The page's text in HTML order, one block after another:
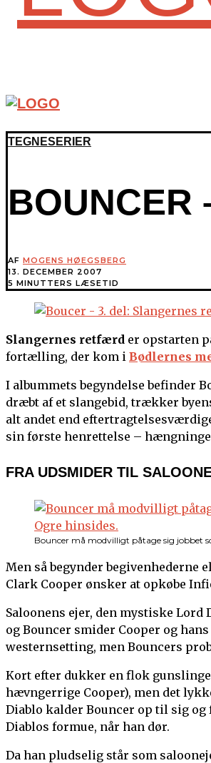
TEGNESERIER
BOUNCER
AF MOGENS HØEGSBERG
13. DECEMBER 2007
5 MINUTTERS LÆSETID
Slangernes retfærd er opstarten
fortælling, der kom i Bødlernes
I albummets begyndelse befinder
dræbt af et slangebid, trækker
alt andet end
sin første henrettelse –
FRA UDSMIDER TIL
Bouncer må modvilligt påtage sig jobbet
Men så begynder
Clark Cooper ønsker at opkøbe
Saloonens ejer, den mystiske
og Bouncer smider Cooper og
westernsetting, men Bouncers
Kort efter dukker en flok
hævngerrige Cooper), men det
Diablo kalder Bouncer op til sig
Diablos formue, når han dør.
Da han pludselig står som